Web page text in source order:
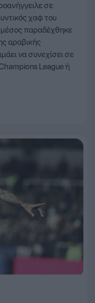
σε
χαφ του
μέσος παραδέχθηκε
αραβικής
να συνεχίσει σε
League ή